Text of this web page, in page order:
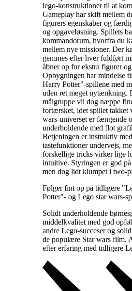
lego-konstruktioner til at
Gameplay har skift mellem
figurers egenskaber og
og opgaveløsning. Spillets
kommandorum, hvorfra du
mellem nye missioner. Der
gemmes efter hver fuldført
åbner op for ekstra figurer
Opbygningen har mindelse
Harry Potter"-spillene med
uden ret meget nytænkning.
målgruppe vil dog næppe
fortærsket, idet spillet takket
wars-universet er fængende
underholdende med flot
Betjeningen er instruktiv
tastefunktioner undervejs,
forskellige tricks virker lige
intuitive. Styringen er god på
men dog lidt klumpet i two-
Følger fint op på tidligere
Potter"- og Lego star wars-
Solidt underholdende
middelkvalitet med god
andre Lego-succeser og
de populære Star wars film.
efter erfaring med tidligere